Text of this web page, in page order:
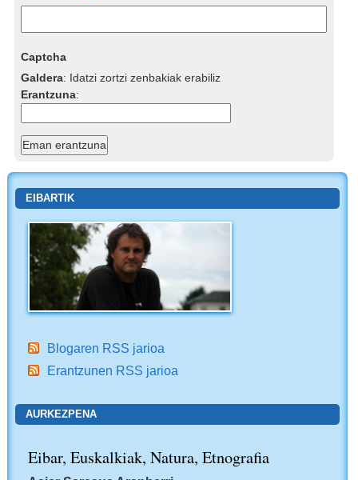
Captcha
Galdera: Idatzi zortzi zenbakiak erabiliz
Erantzuna:
EIBARTIK
Blogaren RSS jarioa
Erantzunen RSS jarioa
AURKEZPENA
Eibar, Euskalkiak, Natura, Etnografia